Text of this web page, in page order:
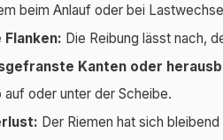
beim Anlauf oder bei
Die Reibung lässt nach,
Kanten oder
auf oder unter der Scheibe.
Der Riemen hat sich